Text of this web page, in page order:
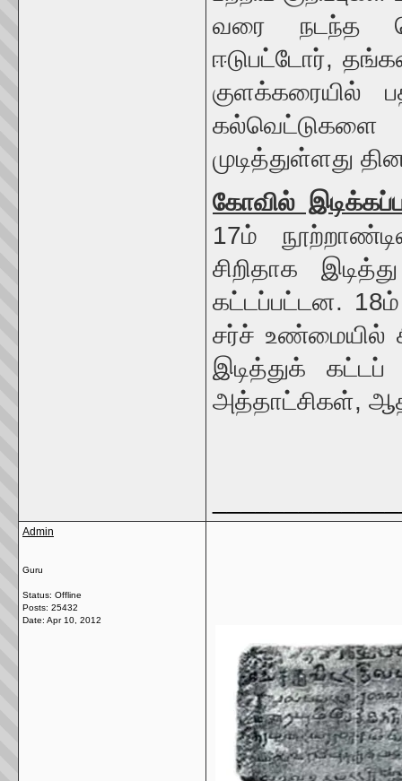
வரை நடந்த
ஈடுபட்டோர்,
குளக்கரையில்
முடித்துள்ளது
கோவில்
17ம்
சிறிதாக
கட்டப்பட்டன.
சர்ச் உண்மையில்
இடித்துக்
அத்தாட்சிகள்,
Admin
Guru
Status: Offline
Posts: 25432
Date: Apr 10, 2012